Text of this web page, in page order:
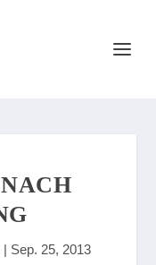
| Sep. 25, 2013